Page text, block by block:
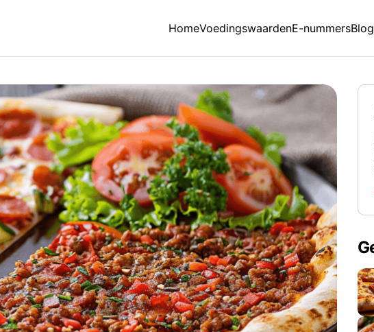
HomeVoedingswaardenE-nummersBlog